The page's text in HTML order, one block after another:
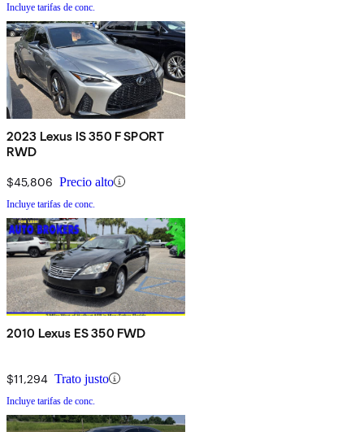
Incluye tarifas de conc.
2023 Lexus IS 350 F SPORT
RWD
$45,806 Precio alto
Incluye tarifas de conc.
2010 Lexus ES 350 FWD
$11,294 Trato justo
Incluye tarifas de conc.